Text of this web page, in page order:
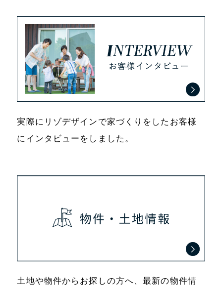
実際にリゾデザインで家づくりをしたお客様
にインタビューをしました。
土地や物件からお探しの方へ、最新の物件情